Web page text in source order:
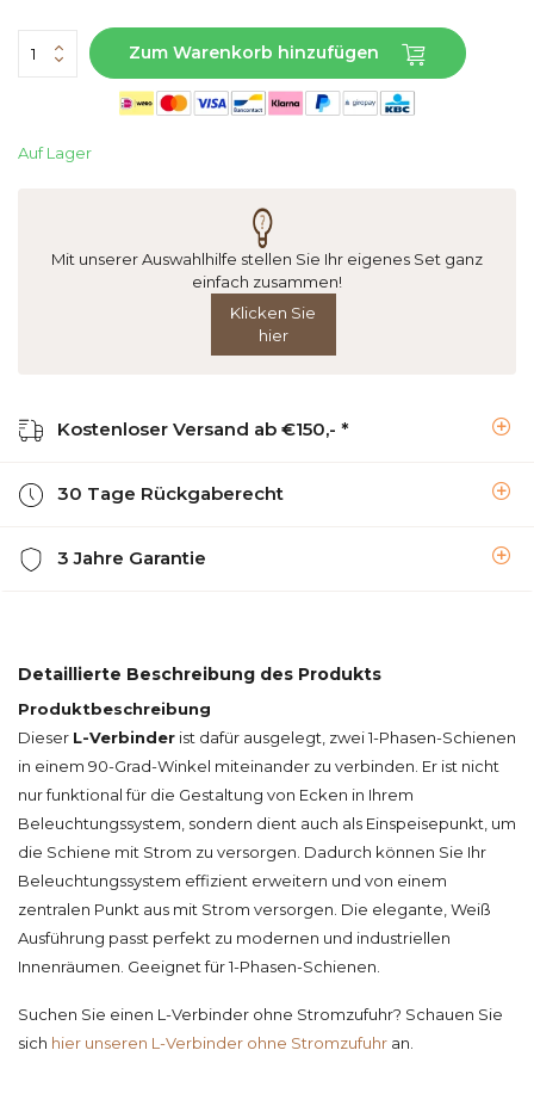
Zum Warenkorb hinzufügen
Auf Lager
Mit unserer Auswahlhilfe stellen Sie Ihr eigenes Set ganz
einfach zusammen!
Klicken Sie
hier
Kostenloser Versand ab €150,- *
30 Tage Rückgaberecht
3 Jahre Garantie
Detaillierte Beschreibung des Produkts
Produktbeschreibung
Dieser L-Verbinder ist dafür ausgelegt, zwei 1-Phasen-Schienen
in einem 90-Grad-Winkel miteinander zu verbinden. Er ist nicht
nur funktional für die Gestaltung von Ecken in Ihrem
Beleuchtungssystem, sondern dient auch als Einspeisepunkt, um
die Schiene mit Strom zu versorgen. Dadurch können Sie Ihr
Beleuchtungssystem effizient erweitern und von einem
zentralen Punkt aus mit Strom versorgen. Die elegante, Weiß
Ausführung passt perfekt zu modernen und industriellen
Innenräumen. Geeignet für 1-Phasen-Schienen.
Suchen Sie einen L-Verbinder ohne Stromzufuhr? Schauen Sie
sich hier unseren L-Verbinder ohne Stromzufuhr an.